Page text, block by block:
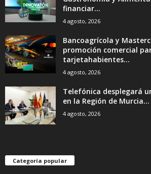
financiar...
4 agosto, 2026
Bancoagrícola y
promoción comercial
tarjetahabientes...
4 agosto, 2026
Telefónica desplegará
en la Región de Murcia...
4 agosto, 2026
Categoría popular